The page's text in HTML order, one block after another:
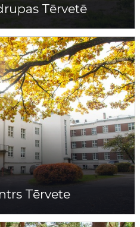
Tērvetē
Tērvete